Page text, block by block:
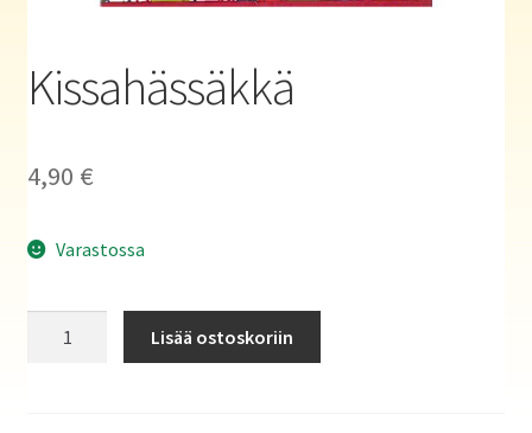
Kissahässäkkä
4,90 €
Varastossa
Lisää ostoskoriin